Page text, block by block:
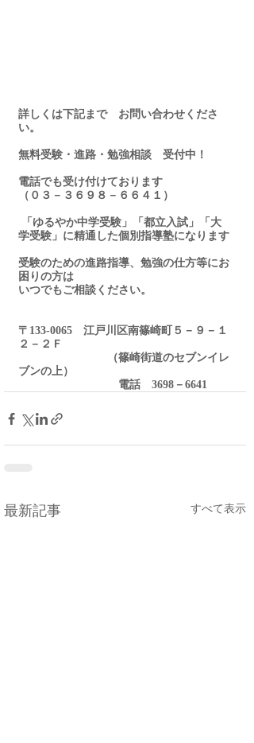
詳しくは下記まで　お問い合わせくださ
い。
無料受験・進路・勉強相談　受付中！
電話でも受け付けております
（０３－３６９８－６６４１）
学受験」に精通した個別指導塾になります
受験のための進路指導、勉強の仕方等にお
困りの方は
いつでもご相談ください。
〒133-0065　江戸川区南篠崎町５－９－１
２－２Ｆ
（篠崎街道のセブンイレ
ブンの上）
電話　3698－6641
最新記事 すべて表示